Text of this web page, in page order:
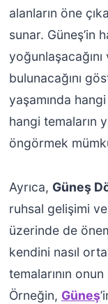
alanların öne
sunar. Güneş’in
bulunacağını
yaşamında
hangi temaların
öngörmek
Ayrıca, Güneş
ruhsal gelişimi
üzerinde de
kendini nasıl
temalarının onun
Örneğin, Güneş